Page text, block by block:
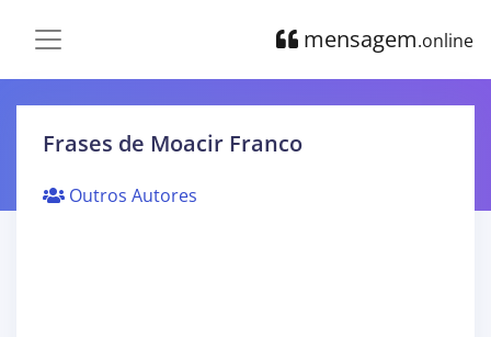
mensagem.online
Frases de Moacir Franco
Outros Autores